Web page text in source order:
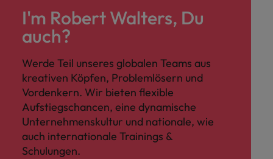
I'm Robert Walters, Du
auch?
Werde Teil unseres globalen Teams aus
kreativen Köpfen, Problemlösern und
Vordenkern. Wir bieten flexible
Aufstiegschancen, eine dynamische
Unternehmenskultur und nationale, wie
auch internationale Trainings &
Schulungen.